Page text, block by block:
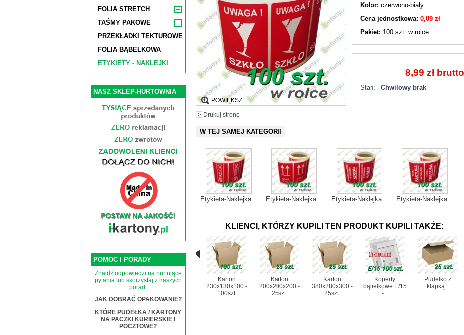
FOLIA STRETCH
TAŚMY PAKOWE
PRZEKŁADKI TEKTUROWE
FOLIA BĄBELKOWA
ETYKIETY - NAKLEJKI
NASZ SKLEP-HURTOWNIA
POMOC I PORADY
Znajdź odpowiedzi na nurtujące
pytania lub skorzystaj z naszych
porad:
JAK DOBRAĆ OPAKOWANIE?
KTÓRE PUDEŁKA / KARTONY
NA PACZKI KURIERSKIE I
POCZTOWE?
POWIĘKSZ
Drukuj stronę
Kolor: czerwono-biały
Cena jednostkowa: 0,09 zł
Pakiet: 100 szt. w rolce
8,99 złbrutto
Stan: Chwilowy brak
W TEJ SAMEJ KATEGORII
Etykieta-Naklejka... Etykieta-Naklejka... Etykieta-Naklejka... Etykieta-Naklejka...
KLIENCI, KTÓRZY KUPILI TEN PRODUKT KUPILI TAKŻE:
Karton
230x130x100 -
100szt.
Karton
200x200x200 -
25szt.
Karton
380x280x300 -
25szt.
Koperty
bąbelkowe E/15
-...
Pudełko z
klapką...